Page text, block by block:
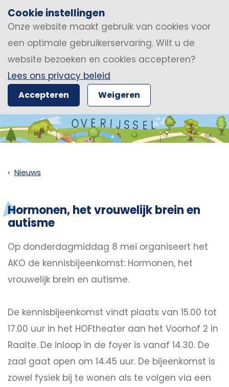
Cookie instellingen
Onze website maakt gebruik van cookies voor
een optimale gebruikerservaring. Wilt u de
website bezoeken en cookies accepteren?
Lees ons privacy beleid
Accepteren Weigeren
Nieuws
Hormonen, het vrouwelijk brein en
autisme
Op donderdagmiddag 8 mei organiseert het
AKO de kennisbijeenkomst: Hormonen, het
vrouwelijk brein en autisme.
De kennisbijeenkomst vindt plaats van 15.00 tot
17.00 uur in het HOFtheater aan het Voorhof 2 in
Raalte. De inloop in de foyer is vanaf 14.30. De
zaal gaat open om 14.45 uur. De bijeenkomst is
zowel fysiek bij te wonen als te volgen via een